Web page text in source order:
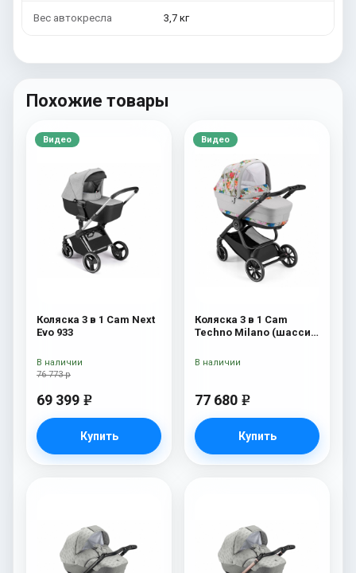
Вес автокресла 3,7 кг
Похожие товары
Видео
Коляска 3 в 1 Cam Next
Evo 933
76 773 р
69 399 e
Купить
В наличии
Видео
Коляска 3 в 1 Cam
Techno Milano (шасси
77 680 e
Купить
В наличии